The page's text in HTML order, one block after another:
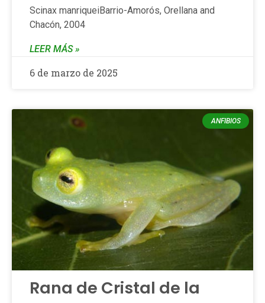
Scinax manriqueiBarrio-Amorós, Orellana and
Chacón, 2004
LEER MÁS »
6 de marzo de 2025
ANFIBIOS
Rana de Cristal de la